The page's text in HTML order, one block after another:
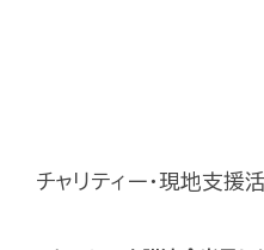
チャリティー・現地支援